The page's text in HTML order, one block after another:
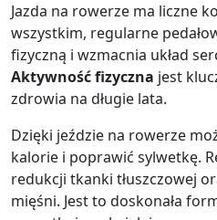
Jazda na rowerze ma liczne
wszystkim, regularne
fizyczną i wzmacnia układ
Aktywność fizyczna jest
zdrowia na długie lata.
Dzięki jeździe na rowerze
kalorie i poprawić sylwetkę.
redukcji tkanki tłuszczowej
mięśni. Jest to doskonała